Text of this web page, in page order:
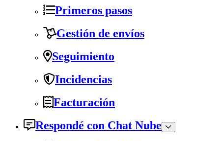
Primeros pasos
Gestión de envíos
Seguimiento
Incidencias
Facturación
Respondé con Chat Nube